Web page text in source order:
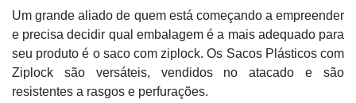
Um grande aliado de quem está começando a empreender
e precisa decidir qual embalagem é a mais adequado para
seu produto é o saco com ziplock. Os Sacos Plásticos com
Ziplock são versáteis, vendidos no atacado e são
resistentes a rasgos e perfurações.